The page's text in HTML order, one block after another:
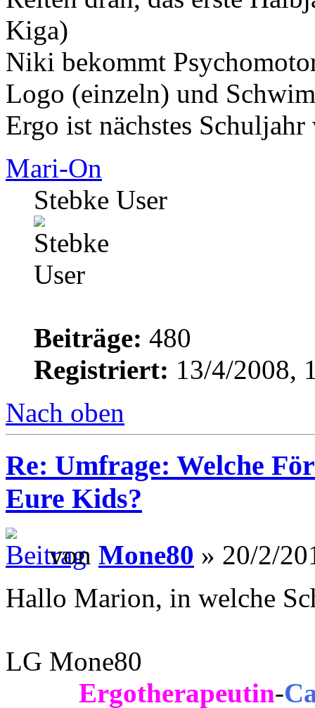
Kiga)
Niki bekommt
Logo (einzeln) und
Ergo ist nächstes
Mari-On
Stebke User
Beiträge: 480
Registriert: 13/4/2008,
Nach oben
Re: Umfrage: Welche
Eure Kids?
von Mone80 » 20/2/
Hallo Marion, in welche
LG Mone80
Ergotherapeutin-